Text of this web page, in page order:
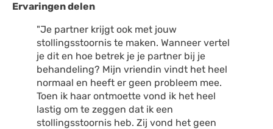
Ervaringen delen
"Je partner krijgt ook met jouw
stollingsstoornis te maken. Wanneer vertel
je dit en hoe betrek je je partner bij je
behandeling? Mijn vriendin vindt het heel
normaal en heeft er geen probleem mee.
Toen ik haar ontmoette vond ik het heel
lastig om te zeggen dat ik een
stollingsstoornis heb. Zij vond het geen